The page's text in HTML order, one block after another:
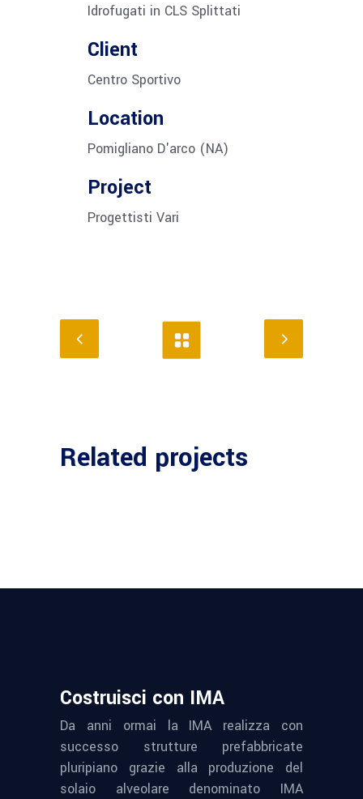
Idrofugati in CLS Splittati
Client
Centro Sportivo
Location
Pomigliano D'arco (NA)
Project
Progettisti Vari
Related projects
Costruisci con IMA
Da anni ormai la IMA realizza con
successo strutture prefabbricate
pluripiano grazie alla produzione del
solaio alveolare denominato IMA